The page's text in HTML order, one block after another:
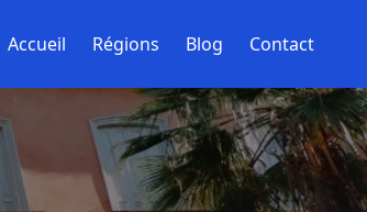
Accueil Régions Blog Contact